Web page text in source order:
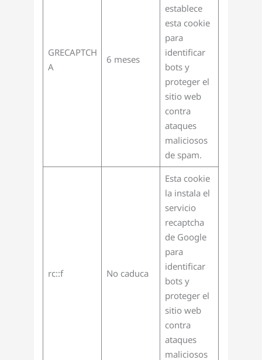
GRECAPTCH
A
6 meses
establece
esta cookie
para
identificar
bots y
proteger el
sitio web
contra
ataques
maliciosos
de spam.
rc::f No caduca
Esta cookie
la instala el
servicio
recaptcha
de Google
para
identificar
bots y
proteger el
sitio web
contra
ataques
maliciosos